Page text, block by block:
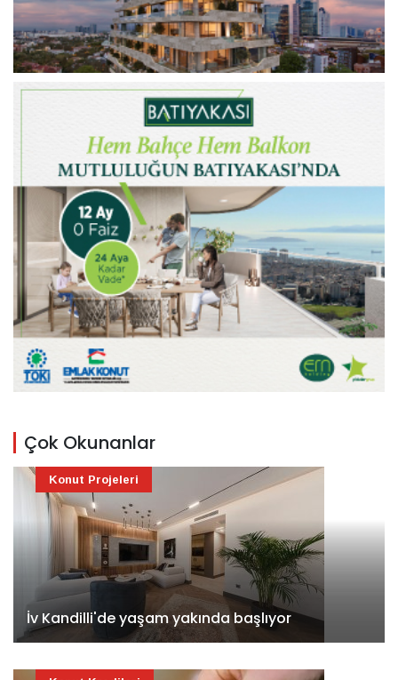
Çok Okunanlar
İv Kandilli'de yaşam yakında başlıyor
Konut Projeleri